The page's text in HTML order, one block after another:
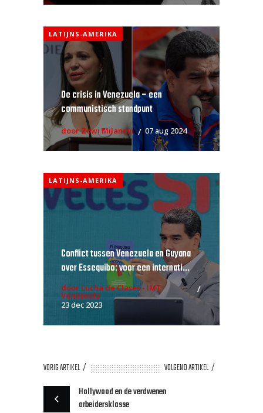
LATIJNS-AMERIKA
De crisis in Venezuela – een
communistisch standpunt
door Zowi Milanovi 07 aug 2024
LATIJNS-AMERIKA
Conflict tussen Venezuela en Guyana
over Essequibo: voor een internati...
door Lucha de Clases - IMT
Venezuela
23 dec 2023
VORIG ARTIKEL
VOLGEND ARTIKEL
Hollywood en de verdwenen
arbeidersklasse